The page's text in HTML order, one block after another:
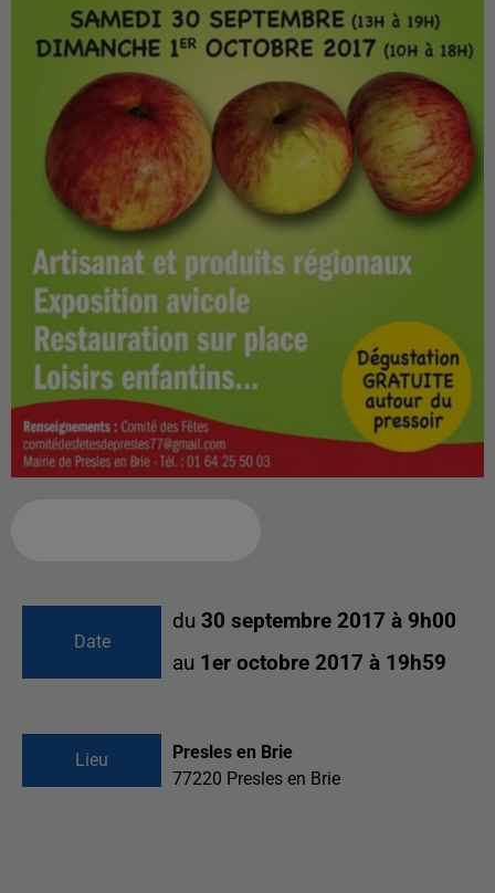
Date
du 30 septembre 2017 à 9h00
au 1er octobre 2017 à 19h59
Lieu
Presles en Brie
77220 Presles en Brie